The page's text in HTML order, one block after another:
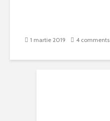
1 martie 2019 4 comments